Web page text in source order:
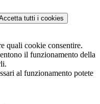
tutti i cookies
quali cookie consentire.
il funzionamento della
al funzionamento potete